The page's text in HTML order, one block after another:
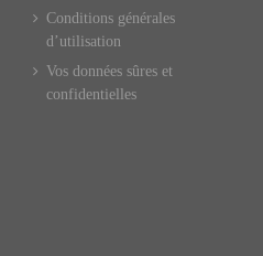
Conditions générales
d’utilisation
Vos données sûres et
confidentielles